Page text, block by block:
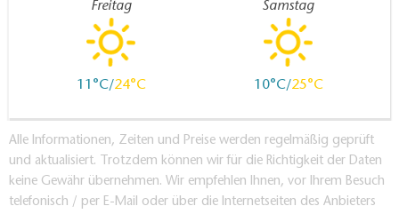
Freitag
11 24
Samstag
10 25
Alle Informationen, Zeiten und Preise werden regelmäßig geprüft
und aktualisiert. Trotzdem können wir für die Richtigkeit der Daten
keine Gewähr übernehmen. Wir empfehlen Ihnen, vor Ihrem Besuch
telefonisch / per E-Mail oder über die Internetseiten des Anbieters